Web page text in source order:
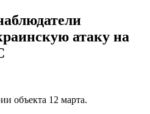
атаку на
объекта 12 марта.